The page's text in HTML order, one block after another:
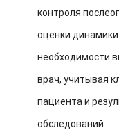
контроля
оценки
необходимости
врач, учитывая
пациента и
обследований.